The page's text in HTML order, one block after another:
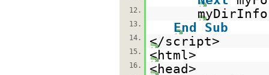
12.
13. End Sub
14. </script>
15. <html>
16. <head>